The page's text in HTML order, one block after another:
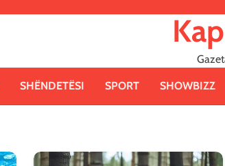
SHËNDETËSI SPORT SHOWBIZZ